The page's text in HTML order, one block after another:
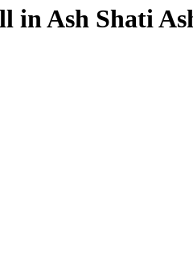
in Ash Shati